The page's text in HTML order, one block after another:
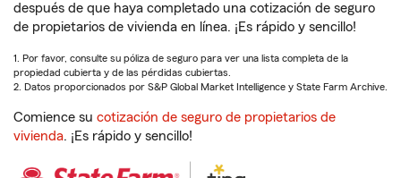
después de que haya completado una cotización de seguro
de propietarios de vivienda en línea. ¡Es rápido y sencillo!
1. Por favor, consulte su póliza de seguro para ver una lista completa de la
propiedad cubierta y de las pérdidas cubiertas.
2. Datos proporcionados por S&P Global Market Intelligence y State Farm Archive.
Comience su cotización de seguro de propietarios de
vivienda. ¡Es rápido y sencillo!